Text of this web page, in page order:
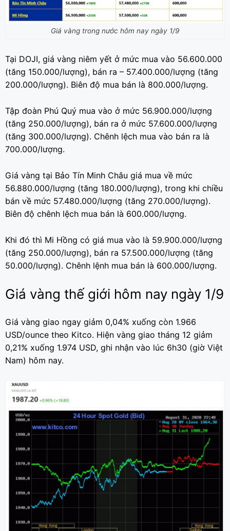
Giá vàng trong nước hôm nay ngày 1/9
Tại DOJI, giá vàng niêm yết ở mức mua vào 56.600.000
(tăng 150.000/lượng), bán ra – 57.400.000/lượng (tăng
200.000/lượng). Biên độ mua bán là 800.000/lượng.
Tập đoàn Phú Quý mua vào ở mức 56.900.000/lượng
(tăng 250.000/lượng), bán ra ở mức 57.600.000/lượng
(tăng 300.000/lượng). Chênh lệch mua vào bán ra là
700.000/lượng.
Giá vàng tại Bảo Tín Minh Châu giá mua về mức
56.880.000/lượng (tăng 180.000/lượng), trong khi chiều
bán về mức 57.480.000/lượng (tăng 270.000/lượng).
Biên độ chênh lệch mua bán là 600.000/lượng.
Khi đó thì Mi Hồng có giá mua vào là 59.900.000/lượng
(tăng 250.000/lượng), bán ra 57.500.000/lượng (tăng
50.000/lượng). Chênh lệnh mua bán là 600.000/lượng.
Giá vàng thế giới hôm nay ngày 1/9
Giá vàng giao ngay giảm 0,04% xuống còn 1.966
USD/ounce theo Kitco. Hiện vàng giao tháng 12 giảm
0,21% xuống 1.974 USD, ghi nhận vào lúc 6h30 (giờ Việt
Nam) hôm nay.